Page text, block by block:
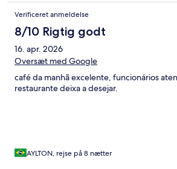
Verificeret anmeldelse
8/10 Rigtig godt
16. apr. 2026
Oversæt med Google
café da manhã excelente, funcionários
restaurante deixa a desejar.
AYLTON, rejse på 8 nætter